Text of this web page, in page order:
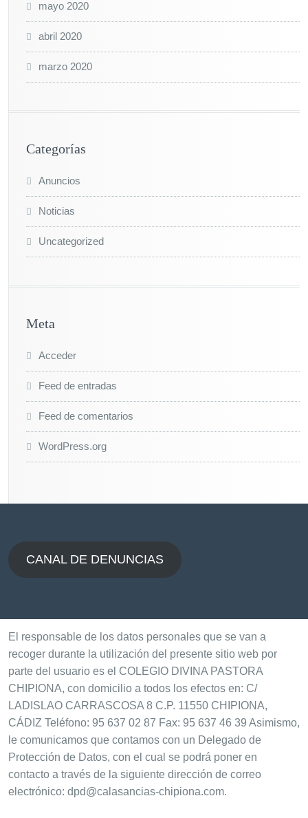
mayo 2020
abril 2020
marzo 2020
Categorías
Anuncios
Noticias
Uncategorized
Meta
Acceder
Feed de entradas
Feed de comentarios
WordPress.org
CANAL DE DENUNCIAS
El responsable de los datos personales que se van a
recoger durante la utilización del presente sitio web por
parte del usuario es el COLEGIO DIVINA PASTORA
CHIPIONA, con domicilio a todos los efectos en: C/
LADISLAO CARRASCOSA 8 C.P. 11550 CHIPIONA,
CÁDIZ Teléfono: 95 637 02 87 Fax: 95 637 46 39 Asimismo,
le comunicamos que contamos con un Delegado de
Protección de Datos, con el cual se podrá poner en
contacto a través de la siguiente dirección de correo
electrónico: dpd@calasancias-chipiona.com.